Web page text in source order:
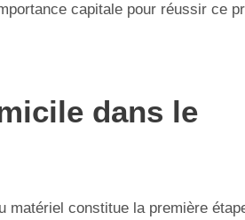
capitale pour réussir ce
dans le
matériel constitue la première